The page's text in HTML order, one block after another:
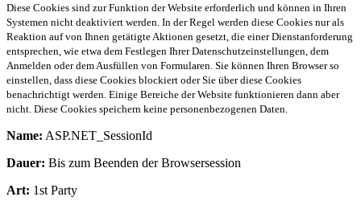
Diese Cookies sind zur Funktion der Website erforderlich und können in Ihren
Systemen nicht deaktiviert werden. In der Regel werden diese Cookies nur als
Reaktion auf von Ihnen getätigte Aktionen gesetzt, die einer Dienstanforderung
entsprechen, wie etwa dem Festlegen Ihrer Datenschutzeinstellungen, dem
Anmelden oder dem Ausfüllen von Formularen. Sie können Ihren Browser so
einstellen, dass diese Cookies blockiert oder Sie über diese Cookies
benachrichtigt werden. Einige Bereiche der Website funktionieren dann aber
nicht. Diese Cookies speichern keine personenbezogenen Daten.
Name: ASP.NET_SessionId
Dauer: Bis zum Beenden der Browsersession
Art: 1st Party